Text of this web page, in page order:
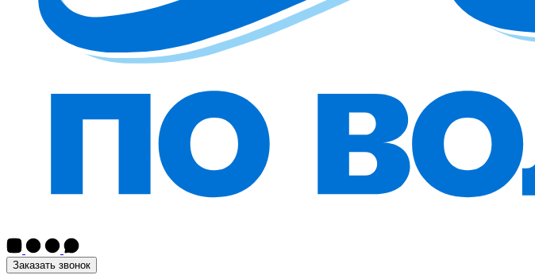
Заказать звонок